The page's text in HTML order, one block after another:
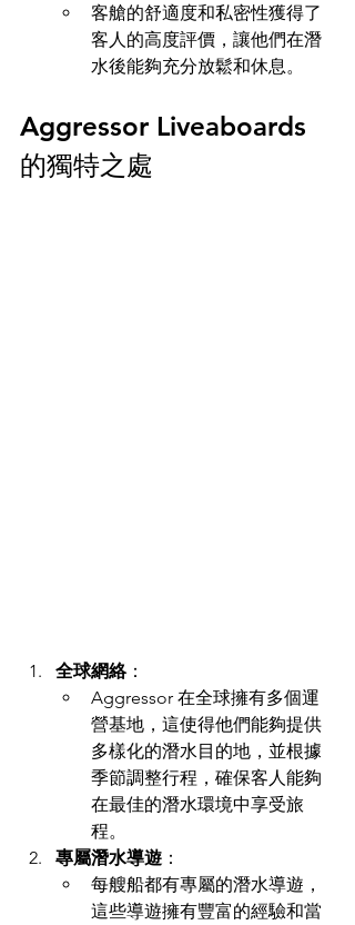
客艙的舒適度和私密性獲得了
客人的高度評價，讓他們在潛
水後能夠充分放鬆和休息。
Aggressor Liveaboards
的獨特之處
全球網絡：
Aggressor 在全球擁有多個運
營基地，這使得他們能夠提供
多樣化的潛水目的地，並根據
季節調整行程，確保客人能夠
在最佳的潛水環境中享受旅
程。
專屬潛水導遊 ：
每艘船都有專屬的潛水導遊，
這些導遊擁有豐富的經驗和當